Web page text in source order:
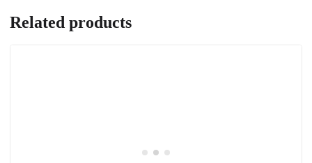
Related products